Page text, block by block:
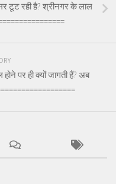
टूट रही है? श्रीनगर के लाल
पर ही क्यों जागती हैं? अब